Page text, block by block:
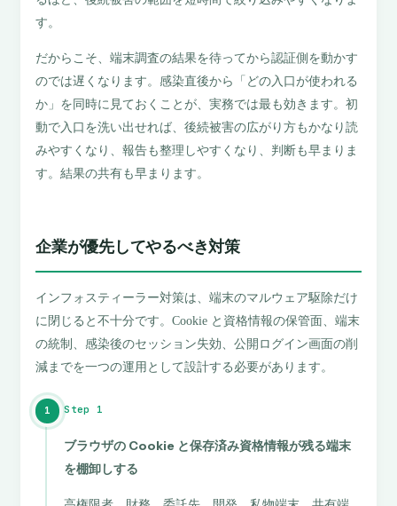
す。
だからこそ、端末調査の結果を待ってから認証側を動かす
のでは遅くなります。感染直後から「どの入口が使われる
か」を同時に見ておくことが、実務では最も効きます。初
動で入口を洗い出せれば、後続被害の広がり方もかなり読
みやすくなり、報告も整理しやすくなり、判断も早まりま
す。結果の共有も早まります。
企業が優先してやるべき対策
インフォスティーラー対策は、端末のマルウェア駆除だけ
に閉じると不十分です。Cookie と資格情報の保管面、端末
の統制、感染後のセッション失効、公開ログイン画面の削
減までを一つの運用として設計する必要があります。
1 Step 1
ブラウザの Cookie と保存済み資格情報が残る端末
を棚卸しする